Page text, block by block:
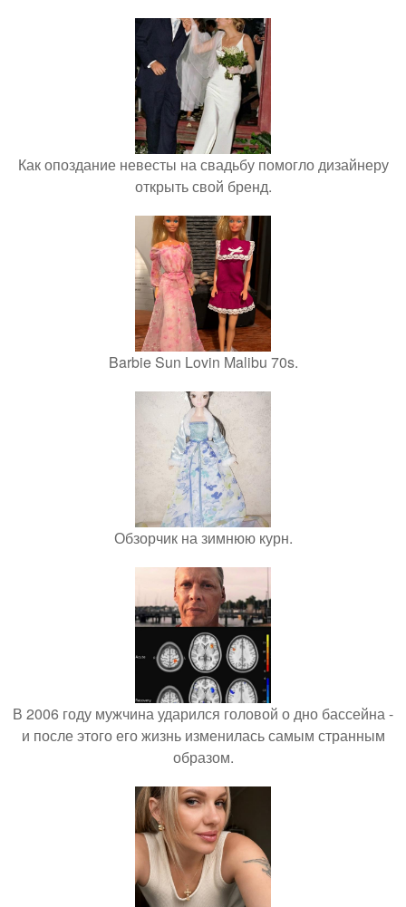
Как опоздание невесты на свадьбу помогло дизайнеру
открыть свой бренд.
Barbie Sun Lovin Malibu 70s.
Обзорчик на зимнюю курн.
В 2006 году мужчина ударился головой о дно бассейна -
и после этого его жизнь изменилась самым странным
образом.